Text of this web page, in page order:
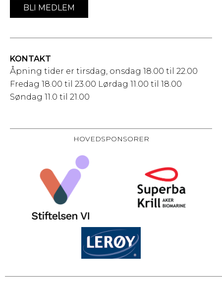
BLI MEDLEM
KONTAKT
Åpning tider er tirsdag, onsdag 18.00 til 22.00
Fredag 18.00 til 23.00 Lørdag 11.00 til 18.00
Søndag 11.0 til 21.00
HOVEDSPONSORER